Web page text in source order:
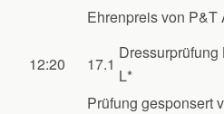
Ehrenpreis von P&T
12:20 17.1
Dressurprüfung
L*
Prüfung gesponsert